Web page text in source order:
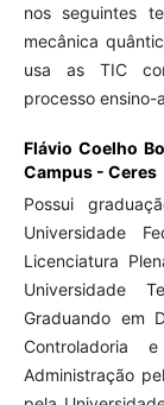
nos seguintes
mecânica
usa as TIC
processo ensino-
Flávio Coelho
Campus - Ceres
Possui
Universidade
Licenciatura
Universidade
Graduando em
Controladoria
Administração